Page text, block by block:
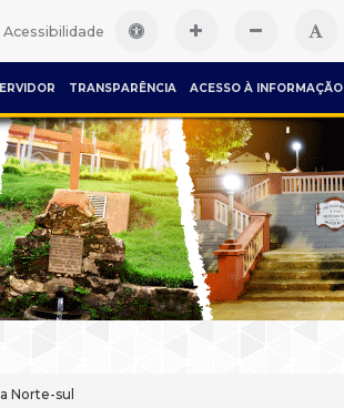
Acessibilidade
TRANSPARÊNCIA ACESSO À INFORMAÇÃO
Norte-sul